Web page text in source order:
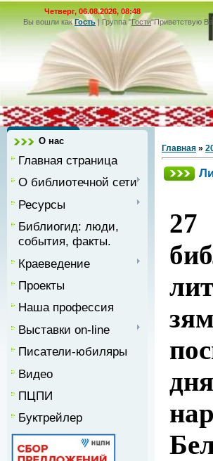
Четверг, 06.08.2026, 08:48
Вы вошли как Гость|Группа"Гости"Приветствую
О нас
Главная страница
О библиотечной сети
Ресурсы
Библиогид: люди,
события, факты.
Краеведение
Проекты
Наша профессия
Выставки on-line
Писатели-юбиляры
Видео
ПЦПИ
Буктрейлер
Главная »